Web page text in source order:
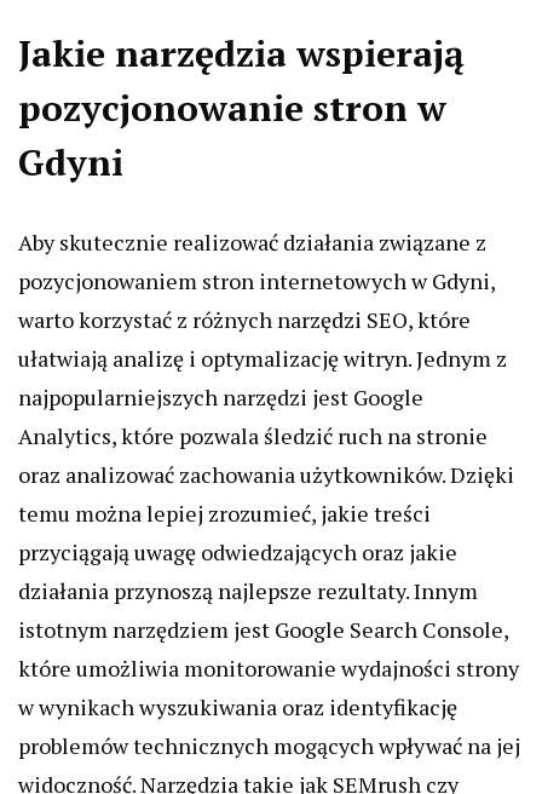
Jakie narzędzia wspierają
pozycjonowanie stron w
Gdyni
Aby skutecznie realizować działania związane z
pozycjonowaniem stron internetowych w Gdyni,
warto korzystać z różnych narzędzi SEO, które
ułatwiają analizę i optymalizację witryn. Jednym z
najpopularniejszych narzędzi jest Google
Analytics, które pozwala śledzić ruch na stronie
oraz analizować zachowania użytkowników. Dzięki
temu można lepiej zrozumieć, jakie treści
przyciągają uwagę odwiedzających oraz jakie
działania przynoszą najlepsze rezultaty. Innym
istotnym narzędziem jest Google Search Console,
które umożliwia monitorowanie wydajności strony
w wynikach wyszukiwania oraz identyfikację
problemów technicznych mogących wpływać na jej
widoczność. Narzędzia takie jak SEMrush czy